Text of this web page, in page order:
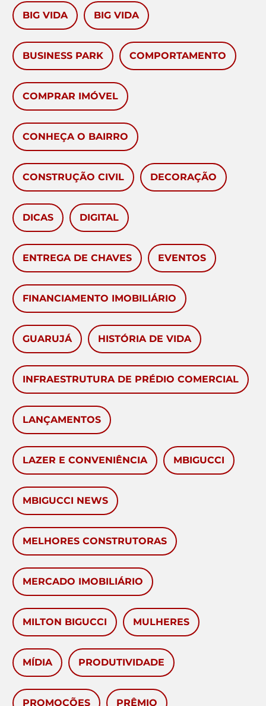
BIG VIDA BIG VIDA
BUSINESS PARK COMPORTAMENTO
COMPRAR IMÓVEL
CONHEÇA O BAIRRO
CONSTRUÇÃO CIVIL DECORAÇÃO
DICAS DIGITAL
ENTREGA DE CHAVES EVENTOS
FINANCIAMENTO IMOBILIÁRIO
GUARUJÁ HISTÓRIA DE VIDA
INFRAESTRUTURA DE PRÉDIO COMERCIAL
LANÇAMENTOS
LAZER E CONVENIÊNCIA MBIGUCCI
MBIGUCCI NEWS
MELHORES CONSTRUTORAS
MERCADO IMOBILIÁRIO
MILTON BIGUCCI MULHERES
MÍDIA PRODUTIVIDADE
PROMOÇÕES PRÊMIO